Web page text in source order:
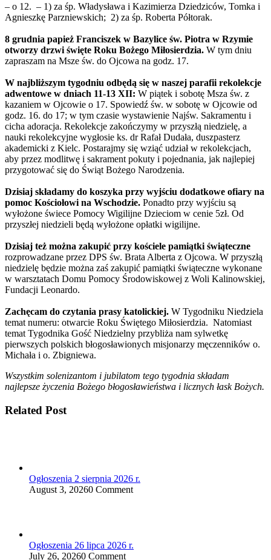
– o 12. – 1) za śp. Władysława i Kazimierza Dziedziców, Tomka i
Agnieszkę Parzniewskich; 2) za śp. Roberta Półtorak.
8 grudnia papież Franciszek w Bazylice św. Piotra w Rzymie
otworzy drzwi święte Roku Bożego Miłosierdzia. W tym dniu
zapraszam na Msze św. do Ojcowa na godz. 17.
W najbliższym tygodniu odbędą się w naszej parafii rekolekcje
adwentowe w dniach 11-13 XII: W piątek i sobotę Msza św. z
kazaniem w Ojcowie o 17. Spowiedź św. w sobotę w Ojcowie od
godz. 16. do 17; w tym czasie wystawienie Najśw. Sakramentu i
cicha adoracja. Rekolekcje zakończymy w przyszłą niedzielę, a
nauki rekolekcyjne wygłosie ks. dr Rafał Dudała, duszpasterz
akademicki z Kielc. Postarajmy się wziąć udział w rekolekcjach,
aby przez modlitwę i sakrament pokuty i pojednania, jak najlepiej
przygotować się do Świąt Bożego Narodzenia.
Dzisiaj składamy do koszyka przy wyjściu dodatkowe ofiary na
pomoc Kościołowi na Wschodzie. Ponadto przy wyjściu są
wyłożone świece Pomocy Wigilijne Dzieciom w cenie 5zł. Od
przyszłej niedzieli będą wyłożone opłatki wigilijne.
Dzisiaj też można zakupić przy kościele pamiątki świąteczne
rozprowadzane przez DPS św. Brata Alberta z Ojcowa. W przyszłą
niedzielę będzie można zaś zakupić pamiątki świąteczne wykonane
w warsztatach Domu Pomocy Środowiskowej z Woli Kalinowskiej,
Fundacji Leonardo.
Zachęcam do czytania prasy katolickiej. W Tygodniku Niedziela
temat numeru: otwarcie Roku Świętego Miłosierdzia. Natomiast
temat Tygodnika Gość Niedzielny przybliża nam sylwetkę
pierwszych polskich błogosławionych misjonarzy męczenników o.
Michała i o. Zbigniewa.
Wszystkim solenizantom i jubilatom tego tygodnia składam
najlepsze życzenia Bożego błogosławieństwa i licznych łask Bożych.
Related Post
Ogłoszenia 2 sierpnia 2026 r.
August 3, 20260 Comment
Ogłoszenia 26 lipca 2026 r.
July 26, 20260 Comment